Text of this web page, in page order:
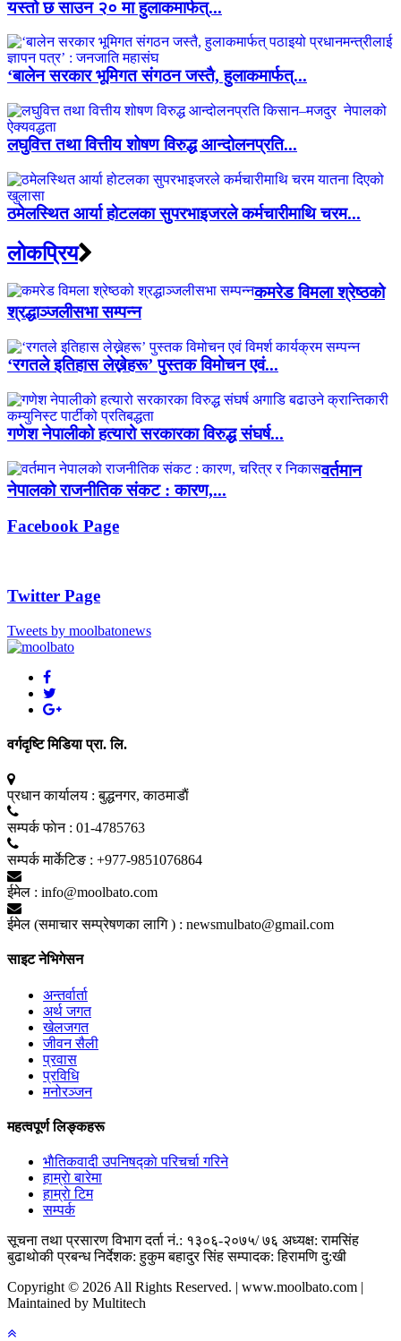
यस्तो छ साउन २० मा हुलाकमार्फत्...
‘बालेन सरकार भूमिगत संगठन जस्तै, हुलाकमार्फत्...
लघुवित्त तथा वित्तीय शोषण विरुद्ध आन्दोलनप्रति...
ठमेलस्थित आर्या होटलका सुपरभाइजरले कर्मचारीमाथि चरम...
लाेकप्रिय
कमरेड विमला श्रेष्ठको
श्रद्धाञ्जलीसभा सम्पन्न
‘रगतले इतिहास लेख्नेहरू’ पुस्तक विमोचन एवं...
गणेश नेपालीको हत्यारो सरकारका विरुद्ध संघर्ष...
वर्तमान
नेपालको राजनीतिक संकट : कारण,...
Facebook Page
Twitter Page
Tweets by moolbatonews
वर्गदृष्टि मिडिया प्रा. लि.
प्रधान कार्यालय : बुद्धनगर, काठमाडाैं
सम्पर्क फाेन : 01-4785763
सम्पर्क मार्केटिङ : +977-9851076864
ईमेल : info@moolbato.com
ईमेल (समाचार सम्प्रेषणका लागि ) : newsmulbato@gmail.com
साइट नेभिगेसन
अन्तर्वार्ता
अर्थ जगत
खेलजगत
जीवन सैली
प्रवास
प्रविधि
मनोरञ्जन
महत्वपूर्ण लिङ्कहरू
भाैतिकवादी उपनिषद्काे परिचर्चा गरिने
हाम्राे बारेमा
हाम्राे टिम
सम्पर्क
सूचना तथा प्रसारण विभाग दर्ता नं.: १३०६-२०७५/ ७६ अध्यक्ष: रामसिंह
बुढाथाेकी प्रबन्ध निर्देशक: हुकुम बहादुर सिंह सम्पादक: हिरामणि दु:खी
Copyright © 2026 All Rights Reserved. | www.moolbato.com |
Maintained by Multitech